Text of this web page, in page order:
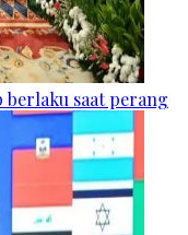
saat perang